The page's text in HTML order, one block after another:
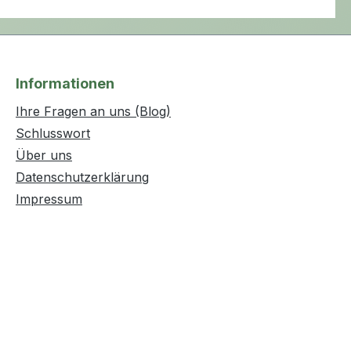
Informationen
Ihre Fragen an uns (Blog)
Schlusswort
Über uns
Datenschutzerklärung
Impressum